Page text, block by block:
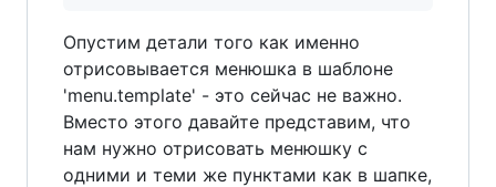
Опустим детали того как именно
отрисовывается менюшка в шаблоне
'menu.template' - это сейчас не важно.
Вместо этого давайте представим, что
нам нужно отрисовать менюшку с
одними и теми же пунктами как в шапке,